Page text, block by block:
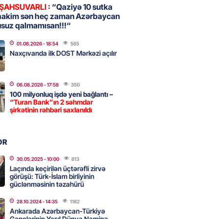
Səudiyyə Ərəbistanı və
arasında Məkkə müdafiə
bu silahı verməkdən
ABŞ-ın özünün bu raketlərə
İran millisindən İMTİNA
ölkəni seçdilər
: “Qaziyə 10 sutka
sən heç zaman Azərbaycan
qalmamısan!!!“
01.08.2026- 18:54 565
Naxçıvanda ilk DOST Mərkəzi açılır
06.08.2026- 17:58 350
100 milyonluq işdə yeni bağlantı –
“Turan Bank”ın 2 səhmdar
şirkətinin rəhbəri saxlanıldı
30.05.2025- 10:00 813
Laçında keçirilən üçtərəfli zirvə
görüşü: Türk-İslam birliyinin
güclənməsinin təzahürü
28.10.2024- 14:35 1182
Ankarada Azərbaycan-Türkiyə